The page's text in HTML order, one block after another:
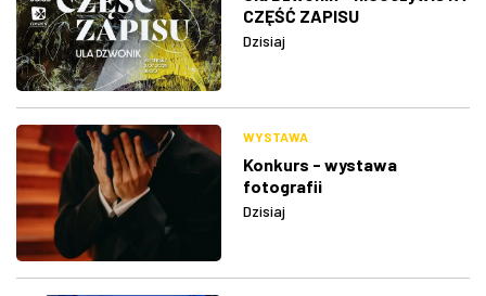
CZĘŚĆ ZAPISU
Dzisiaj
WYSTAWA
Konkurs - wystawa
fotografii
Dzisiaj